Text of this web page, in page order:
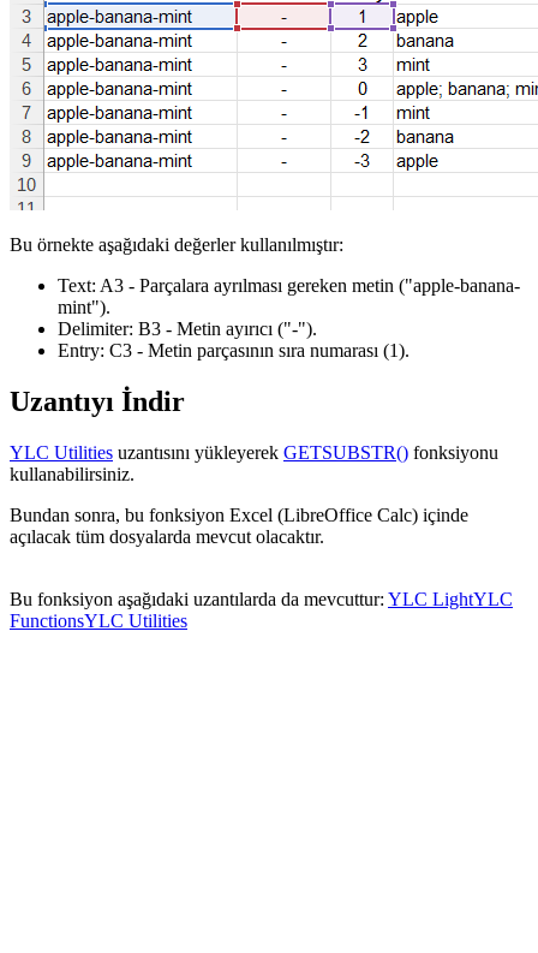
Bu örnekte aşağıdaki değerler kullanılmıştır:
Text: A3 - Parçalara ayrılması gereken metin ("apple-banana-
mint").
Delimiter: B3 - Metin ayırıcı ("-").
Entry: C3 - Metin parçasının sıra numarası (1).
Uzantıyı İndir
YLC Utilities uzantısını yükleyerek GETSUBSTR() fonksiyonu
kullanabilirsiniz.
Bundan sonra, bu fonksiyon Excel (LibreOffice Calc) içinde
açılacak tüm dosyalarda mevcut olacaktır.
Bu fonksiyon aşağıdaki uzantılarda da mevcuttur: YLC LightYLC
FunctionsYLC Utilities